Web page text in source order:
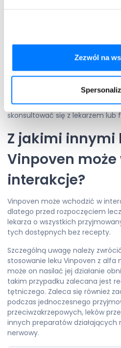
Zezwól na
obniżenie) oraz uderzenia krwi do
aktywności enzymów
Rzadko (rzadziej niż u 1 na 1000
zmniejszenie liczby krwinek
brzucha. W przypadku
niepożądanych, w tym
skonsultować się z lekarzem lub
Z jakimi innymi
Vinpoven
interakcje?
Vinpoven może wchodzić w
dlatego przed rozpoczęciem
lekarza o wszystkich
tych dostępnych bez recepty.
Szczególną uwagę należy
stosowanie leku Vinpoven z alfa
może on nasilać jej działanie
takim przypadku zalecana jest
tętniczego. Zaleca się również
podczas jednoczesnego
przeciwzakrzepowych, leków
innych preparatów działających
nerwowy.